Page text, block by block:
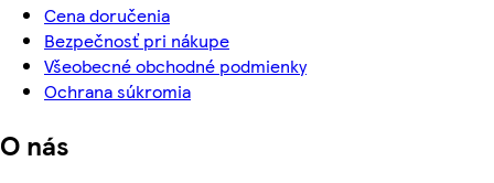
Cena doručenia
Bezpečnosť pri nákupe
Všeobecné obchodné podmienky
Ochrana súkromia
O nás